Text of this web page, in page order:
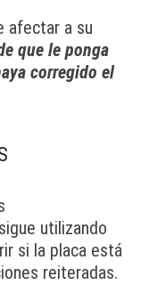
afectar a su
que le ponga
corregido el
utilizando
si la placa está
reiteradas.